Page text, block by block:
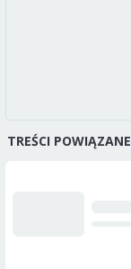
TREŚCI POWIĄZANE